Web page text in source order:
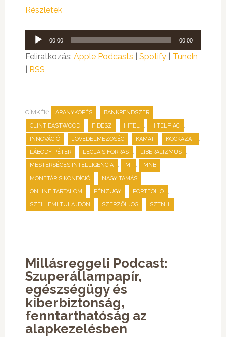
Részletek
Audió
lejátszó
00:00 00:00
Feliratkozás: Apple Podcasts Spotify| TuneIn
RSS
CÍMKÉK: ARANYKÖPÉS , BANKRENDSZER ,
CLINT EASTWOOD , FIDESZ , HITEL , HITELPIAC ,
INNOVÁCIÓ , JÖVEDELMEZŐSÉG , KAMAT , KOCKÁZAT ,
LÁBODY PÉTER , LEGLÁIS FORRÁS , LIBERALIZMUS ,
MESTERSÉGES INTELLIGENCIA , MI , MNB ,
MONETÁRIS KONDÍCIÓ , NAGY TAMÁS ,
ONLINE TARTALOM , PÉNZÜGY , PORTFÓLIÓ ,
SZELLEMI TULAJDON , SZERZŐI JOG , SZTNH
Millásreggeli Podcast:
Szuperállampapír,
egészségügy és
kiberbiztonság,
fenntarthatóság az
alapkezelésben